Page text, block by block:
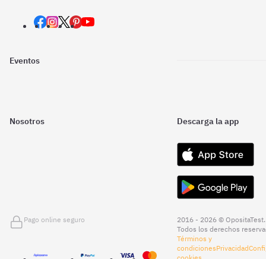
Eventos
Nosotros Descarga la app
Pago online seguro
2016 - 2026 © OpositaTest.
Todos los derechos
Términos y
condicionesPrivacidad